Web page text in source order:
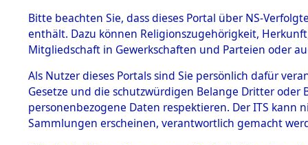
BESTÄNDE
1.
mente
5. Verschiedenes
5.3
Todesmärsche
und
Bitte beachten Sie, dass dieses Portal über NS-
enthält. Dazu können Religionszugehörigkeit,
Mitgliedschaft in Gewerkschaften und Parteien oder
Als Nutzer dieses Portals sind Sie persönlich dafür
Gesetze und die schutzwürdigen Belange Dritter
personenbezogene Daten respektieren. Der ITS
Sammlungen erscheinen, verantwortlich gemacht